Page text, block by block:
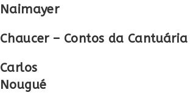
Naimayer
Chaucer – Contos da Cantuária
Carlos
Nougué